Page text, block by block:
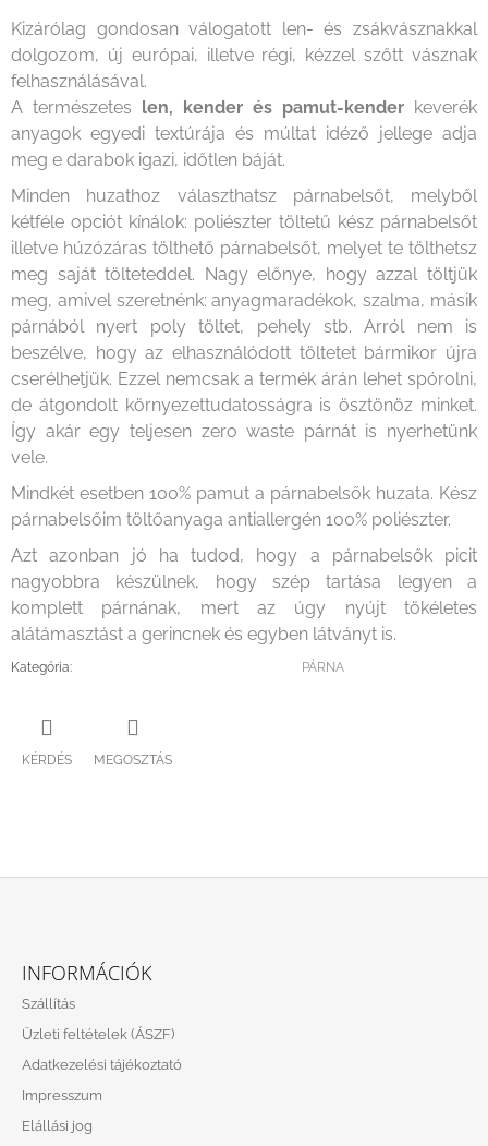
Kizárólag gondosan válogatott len- és zsákvásznakkal
dolgozom, új európai, illetve régi, kézzel szőtt vásznak
felhasználásával.
A természetes len, kender és pamut-kender keverék
anyagok egyedi textúrája és múltat idéző jellege adja
meg e darabok igazi, időtlen báját.
Minden huzathoz választhatsz párnabelsőt, melyből
kétféle opciót kínálok: poliészter töltetű kész párnabelsőt
illetve húzózáras tölthető párnabelsőt, melyet te tölthetsz
meg saját tölteteddel. Nagy előnye, hogy azzal töltjük
meg, amivel szeretnénk: anyagmaradékok, szalma, másik
párnából nyert poly töltet, pehely stb. Arról nem is
beszélve, hogy az elhasználódott töltetet bármikor újra
cserélhetjük. Ezzel nemcsak a termék árán lehet spórolni,
de átgondolt környezettudatosságra is ösztönöz minket.
Így akár egy teljesen zero waste párnát is nyerhetünk
vele.
Mindkét esetben 100% pamut a párnabelsők huzata. Kész
párnabelsőim töltőanyaga antiallergén 100% poliészter.
Azt azonban jó ha tudod, hogy a párnabelsők picit
nagyobbra készülnek, hogy szép tartása legyen a
komplett párnának, mert az úgy nyújt tökéletes
alátámasztást a gerincnek és egyben látványt is.
Kategória: PÁRNA
KÉRDÉS MEGOSZTÁS
INFORMÁCIÓK
Szállítás
Üzleti feltételek (ÁSZF)
Adatkezelési tájékoztató
Impresszum
Elállási jog